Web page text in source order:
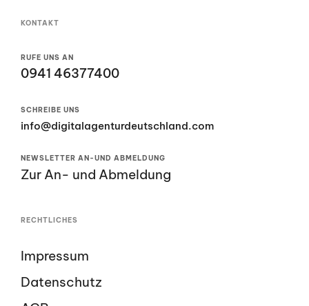
KONTAKT
RUFE UNS AN
0941 46377400
SCHREIBE UNS
info@digitalagenturdeutschland.com
NEWSLETTER AN-UND ABMELDUNG
Zur An- und Abmeldung
RECHTLICHES
Impressum
Datenschutz